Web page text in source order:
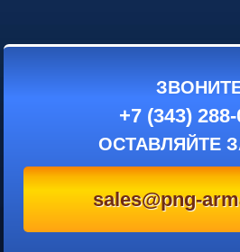
+7 (343)
ОСТАВЛЯЙТЕ
sales@png-